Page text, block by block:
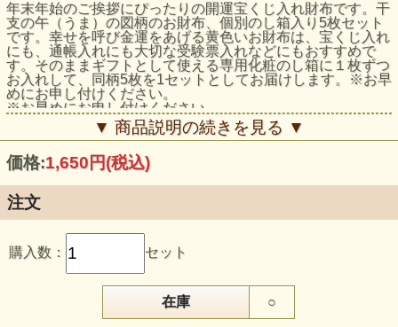
年末年始のご挨拶にぴったりの開運宝くじ入れ財布です。干
支の午（うま）の図柄のお財布、個別のし箱入り5枚セット
です。幸せを呼び金運をあげる黄色いお財布は、宝くじ入れ
にも、通帳入れにも大切な受験票入れなどにもおすすめで
す。そのままギフトとして使える専用化粧のし箱に１枚ずつ
お入れして、同柄5枚を1セットとしてお届けします。※お早
めにお申し付けください。
※お早めにお申し付けください。
商品本体サイズ：約19.3ｃｍ×9.5ｃｍ 不織布製 化粧
箱サイズ約20cm×10.5cm
2セットまでクリックポスト対応可。3セット以上は通常宅配便での配送と
なり送料が変更となります。
▼ 商品説明の続きを見る ▼
価格:1,650円(税込)
注文
購入数： セット
在庫 ○